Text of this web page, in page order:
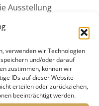
verwenden wir Technologien
und/oder darauf
zustimmen, können wir
IDs auf dieser Website
erteilen oder zurückziehen,
beeinträchtigt werden.
Ausstellung
2024) über die
…